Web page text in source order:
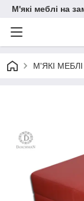
М'які меблі на
М'ЯКІ МЕБЛІ